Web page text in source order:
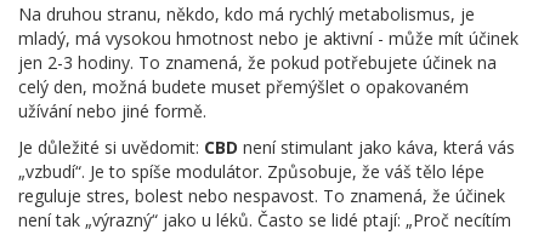
Na druhou stranu, někdo, kdo má rychlý metabolismus, je
mladý, má vysokou hmotnost nebo je aktivní - může mít účinek
jen 2-3 hodiny. To znamená, že pokud potřebujete účinek na
celý den, možná budete muset přemýšlet o opakovaném
užívání nebo jiné formě.
Je důležité si uvědomit: CBD není stimulant jako káva, která vás
„vzbudí“. Je to spíše modulátor. Způsobuje, že váš tělo lépe
reguluje stres, bolest nebo nespavost. To znamená, že účinek
není tak „výrazný“ jako u léků. Často se lidé ptají: „Proč necítím